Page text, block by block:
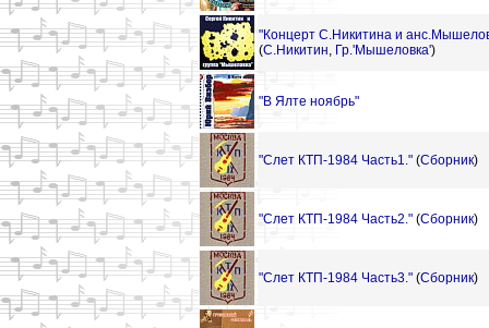
"Концерт С.Никитина и
(С.Никитин, Гр.'Мышеловка')
"В Ялте ноябрь"
"Слет КТП-1984 Часть1." (Сборник)
"Слет КТП-1984 Часть2." (Сборник)
"Слет КТП-1984 Часть3." (Сборник)